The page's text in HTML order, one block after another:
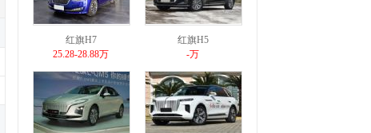
红旗H7
25.28-28.88万
红旗H5
-万